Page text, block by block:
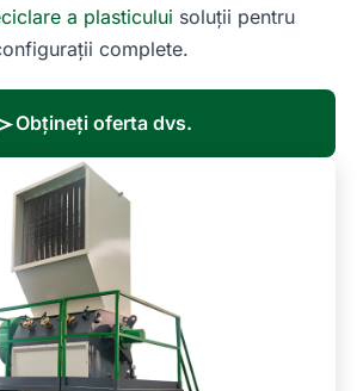
a plasticului soluții pentru
complete.
Obțineți oferta dvs.